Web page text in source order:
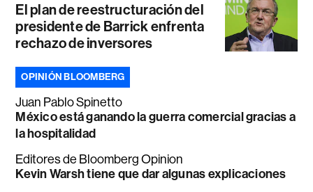
El plan de reestructuración del
presidente de Barrick enfrenta
rechazo de inversores
OPINIÓN BLOOMBERG
Juan Pablo Spinetto
México está ganando la guerra comercial gracias a
la hospitalidad
Editores de Bloomberg Opinion
Kevin Warsh tiene que dar algunas explicaciones